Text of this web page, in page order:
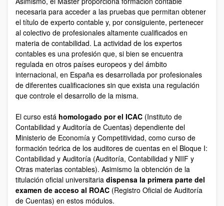
necesaria para acceder a las pruebas que permitan obtener
el título de experto contable y, por consiguiente, pertenecer
al colectivo de profesionales altamente cualificados en
materia de contabilidad. La actividad de los expertos
contables es una profesión que, si bien se encuentra
regulada en otros países europeos y del ámbito
internacional, en España es desarrollada por profesionales
de diferentes cualificaciones sin que exista una regulación
que controle el desarrollo de la misma.
El curso está homologado por el ICAC (Instituto de
Contabilidad y Auditoría de Cuentas) dependiente del
Ministerio de Economía y Competitividad, como curso de
formación teórica de los auditores de cuentas en el Bloque I:
Contabilidad y Auditoría (Auditoría, Contabilidad y NIIF y
Otras materias contables). Asimismo la obtención de la
titulación oficial universitaria dispensa la primera parte del
examen de acceso al ROAC (Registro Oficial de Auditoría
de Cuentas) en estos módulos.